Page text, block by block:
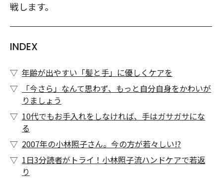
戦します。
INDEX
年齢が出やすい「髪と手」に優しくケアを
「今さら」なんて思わず、もっと自分自身をかわいが
りましょう
10代でもお手入れをしなければ、手はガサガサにな
る
2007年の小林照子さん。今の方が若々しい!?
1日3分読者がトライ！小林照子流ハンドケアで若返
り